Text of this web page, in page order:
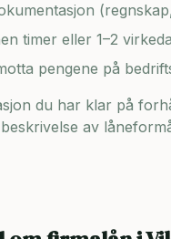
timer eller 1–2
pengene på
du har klar på
av